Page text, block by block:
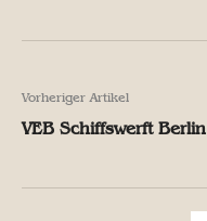
Vorheriger Artikel
VEB Schiffswerft Berlin